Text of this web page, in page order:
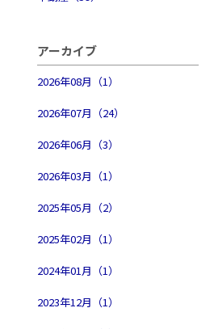
アーカイブ
2026年08月（1）
2026年07月（24）
2026年06月（3）
2026年03月（1）
2025年05月（2）
2025年02月（1）
2024年01月（1）
2023年12月（1）